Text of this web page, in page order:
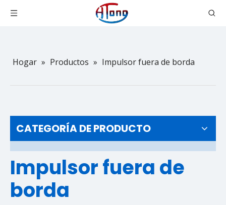
Hogar » Productos » Impulsor fuera de borda
CATEGORÍA DE PRODUCTO
Impulsor fuera de
borda